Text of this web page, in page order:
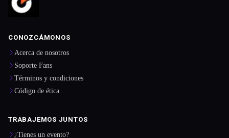
CONOZCÁMONOS
Acerca de nosotros
Soporte Fans
Términos y condiciones
Código de ética
TRABAJEMOS JUNTOS
¿Tienes un evento?